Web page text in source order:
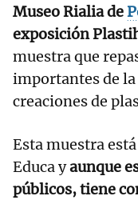
Museo Rialia de
exposición
muestra que
importantes de
creaciones de
Esta muestra
Educa yaunque
públicos, tiene